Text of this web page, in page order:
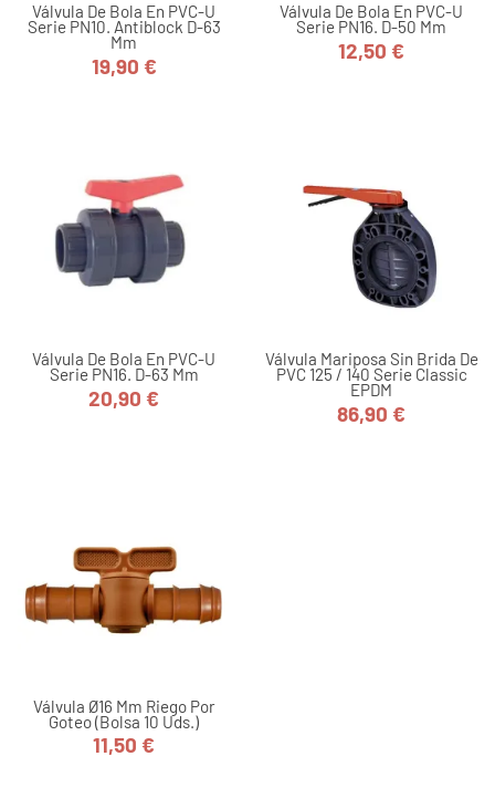
Válvula De Bola En PVC-U
Serie PN10. Antiblock D-63
Mm
Precio
19,90 €
Válvula De Bola En PVC-U
Serie PN16. D-50 Mm
Precio
12,50 €
Válvula De Bola En PVC-U
Serie PN16. D-63 Mm
Precio
20,90 €
Válvula Mariposa Sin Brida De
PVC 125 / 140 Serie Classic
EPDM
Precio
86,90 €
Válvula Ø16 Mm Riego Por
Goteo (bolsa 10 Uds.)
Precio
11,50 €